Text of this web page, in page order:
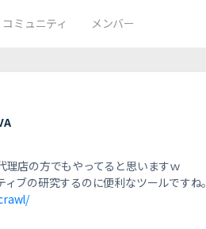
コミュニティ メンバー
理店の方でもやってると思いますｗ
ブの研究するのに便利なツールですね。